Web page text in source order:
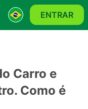
ENTRAR
Carro e
Como é